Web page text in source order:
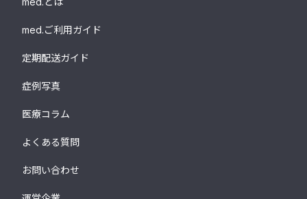
med.ご利用ガイド
定期配送ガイド
症例写真
医療コラム
よくある質問
お問い合わせ